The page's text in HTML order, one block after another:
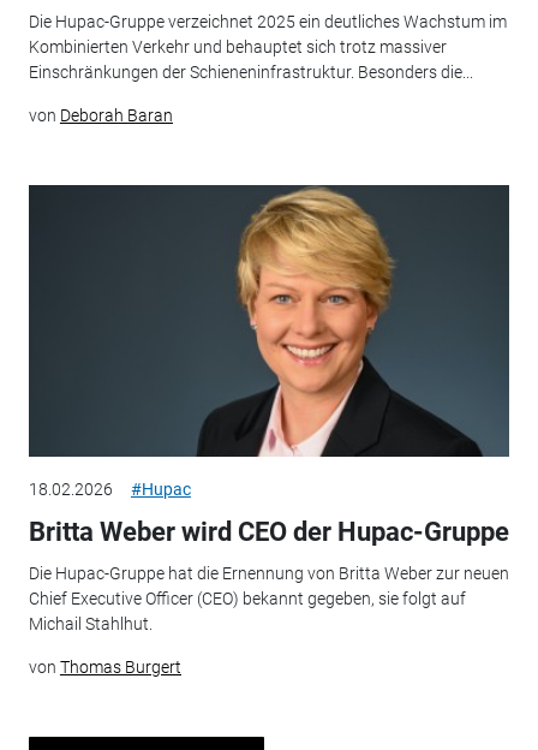
Die Hupac-Gruppe verzeichnet 2025 ein deutliches Wachstum im
Kombinierten Verkehr und behauptet sich trotz massiver
Einschränkungen der Schieneninfrastruktur. Besonders die...
von Deborah Baran
18.02.2026 #Hupac
Britta Weber wird CEO der Hupac-Gruppe
Die Hupac-Gruppe hat die Ernennung von Britta Weber zur neuen
Chief Executive Officer (CEO) bekannt gegeben, sie folgt auf
Michail Stahlhut.
von Thomas Burgert